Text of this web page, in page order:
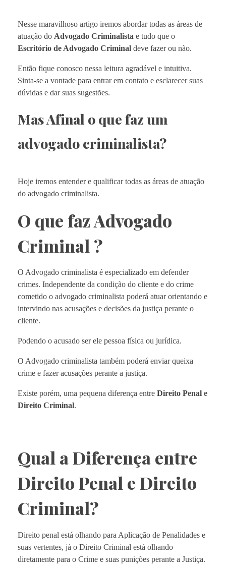
Nesse maravilhoso artigo iremos abordar todas as áreas de
atuação do Advogado Criminalista e tudo que o
Escritório de Advogado Criminal deve fazer ou não.
Então fique conosco nessa leitura agradável e intuitiva.
Sinta-se a vontade para entrar em contato e esclarecer suas
dúvidas e dar suas sugestões.
Mas Afinal o que faz um
advogado criminalista?
Hoje iremos entender e qualificar todas as áreas de atuação
do advogado criminalista.
O que faz Advogado
Criminal ?
O Advogado criminalista é especializado em defender
crimes. Independente da condição do cliente e do crime
cometido o advogado criminalista poderá atuar orientando e
intervindo nas acusações e decisões da justiça perante o
cliente.
Podendo o acusado ser ele pessoa física ou jurídica.
O Advogado criminalista também poderá enviar queixa
crime e fazer acusações perante a justiça.
Existe porém, uma pequena diferença entre Direito Penal e
Direito Criminal.
Qual a Diferença entre
Direito Penal e Direito
Criminal?
Direito penal está olhando para Aplicação de Penalidades e
suas vertentes, já o Direito Criminal está olhando
diretamente para o Crime e suas punições perante a Justiça.